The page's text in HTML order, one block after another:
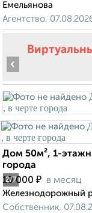
Емельянова
Агентство,
2/7
‹
Дом 50м², 1-
города
10 000 ₽ в месяц
Железнодорожный
Собственник,